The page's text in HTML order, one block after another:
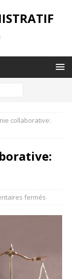
collaborative:
fermés